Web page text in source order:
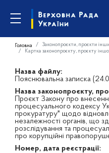
Головна Законопроєкти, проєкти
Картка законопроєкту, проєкту
Назва файлу:
Пояснювальна записка
Назва законопроєкту,
Проєкт Закону про
процесуального кодексу
прокуратуру" щодо
незалежності органів, що
розслідування та
про корупційні
Номер, дата реєстрації: